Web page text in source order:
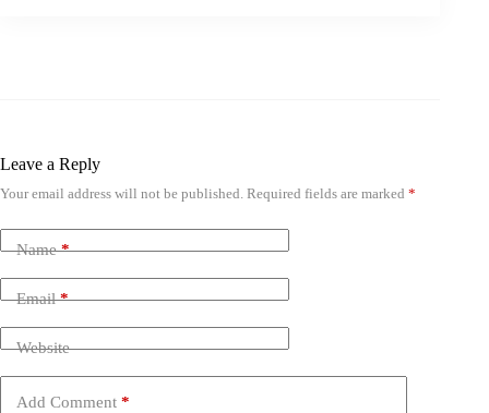
Leave a Reply
Your email address will not be published. Required fields are marked *
Name*
Email*
Website
Add Comment *